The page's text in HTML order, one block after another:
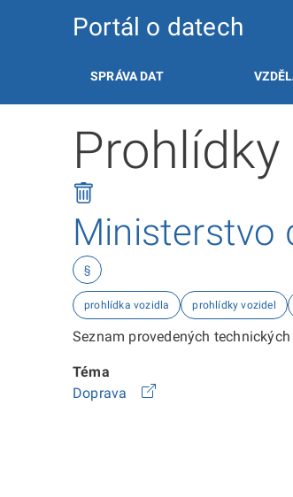
Portál o datech
SPRÁVA DAT
Ministerstvo
§
prohlídka vozidla prohlídky vozidel
Seznam provedených
Téma
Doprava